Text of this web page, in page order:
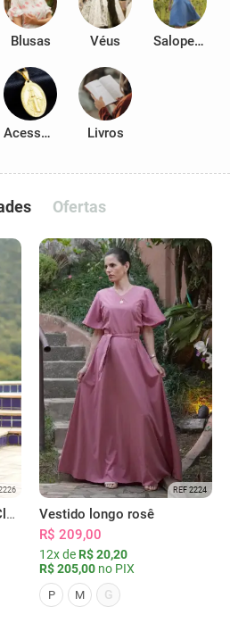
Blusas Véus Salopetes
Acessórios Livros
Ofertas
Vestido Chemise Jeans Clássica Serena
REF 2224
Vestido longo rosê
R$ 209,00
12x de R$ 20,20
R$ 205,00 no PIX
P M G